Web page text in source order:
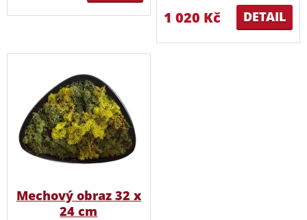
DETAIL
1 020 Kč
Mechový obraz 32 x
24 cm